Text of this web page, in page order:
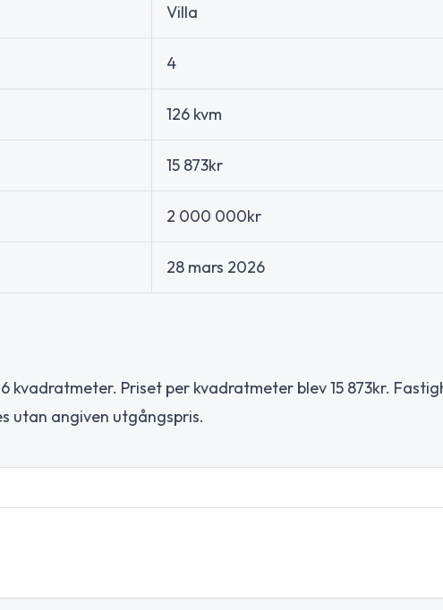
Villa
4
126 kvm
15 873kr
2 000 000kr
28 mars 2026
Priset per kvadratmeter blev 15 873kr.
utan angiven utgångspris.